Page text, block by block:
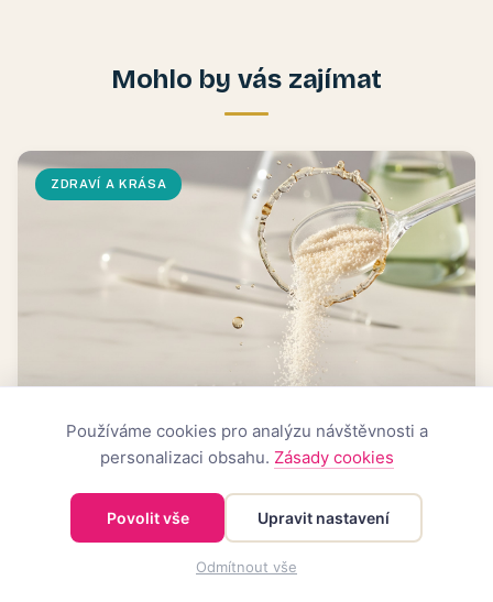
Mohlo by vás zajímat
ZDRAVÍ A KRÁSA
Kolagen už není jen na vrásky. Nový výzkum řeší
1. června 2026 9
Používáme cookies pro analýzu návštěvnosti a
personalizaci obsahu. Zásady cookies
Povolit vše Upravit nastavení
Odmítnout vše